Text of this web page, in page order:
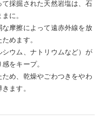
採掘された天然岩塩は、石
に。
摩擦によって遠赤外線を放
めます。
ウム、ナトリウムなど）が
をキープ。
め、乾燥やごわつきをやわ
ます。